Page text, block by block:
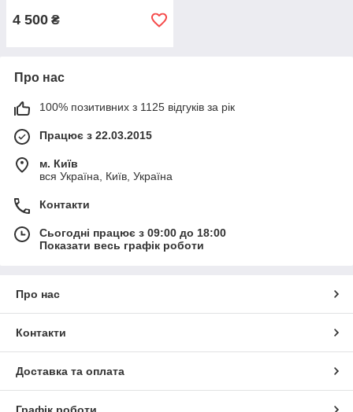
4 500 ₴
Про нас
100% позитивних з 1125 відгуків за рік
Працює з 22.03.2015
м. Київ
вся Україна, Київ, Україна
Контакти
Сьогодні працює з 09:00 до 18:00
Показати весь графік роботи
Про нас
Контакти
Доставка та оплата